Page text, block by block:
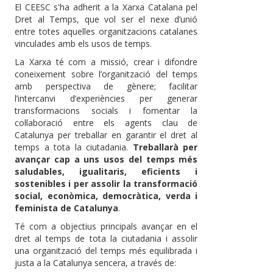
El CEESC s'ha adherit a la Xarxa Catalana pel
Dret al Temps, que vol ser el nexe d’unió
entre totes aquelles organitzacions catalanes
vinculades amb els usos de temps.
La Xarxa té com a missió, crear i difondre
coneixement sobre l’organització del temps
amb perspectiva de gènere; facilitar
l’intercanvi d’experiències per generar
transformacions socials i fomentar la
col·laboració entre els agents clau de
Catalunya per treballar en garantir el dret al
temps a tota la ciutadania. Treballarà per
avançar cap a uns usos del temps més
saludables, igualitaris, eficients i
sostenibles i per assolir la transformació
social, econòmica, democràtica, verda i
feminista de Catalunya. ​​ ​​
Té com a objectius principals avançar en el
dret al temps de tota la ciutadania i assolir
una organització del temps més equilibrada i
justa a la Catalunya sencera, a través de: